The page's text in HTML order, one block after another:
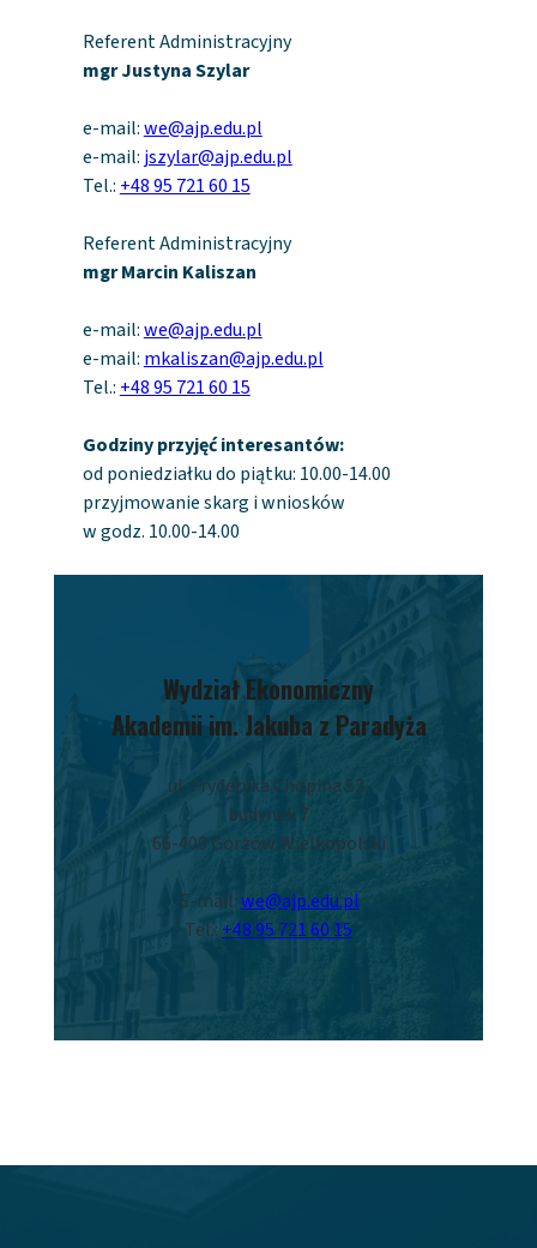
Referent Administracyjny
mgr Justyna Szylar
e-mail:we@ajp.edu.pl
e-mail: jszylar@ajp.edu.pl
Tel.: +48 95 721 60 15
Referent Administracyjny
mgr Marcin Kaliszan
e-mail:we@ajp.edu.pl
e-mail: mkaliszan@ajp.edu.pl
Tel.: +48 95 721 60 15
Godziny przyjęć interesantów:
od poniedziałku do piątku: 10.00-14.00
przyjmowanie skarg i wniosków
w godz. 10.00-14.00
Wydział Ekonomiczny
Akademii im. Jakuba z Paradyża
ul. Fryderyka Chopina 52,
budynek 7
66-400 Gorzów Wielkopolski
E-mail:we@ajp.edu.pl
Tel.: +48 95 721 60 15